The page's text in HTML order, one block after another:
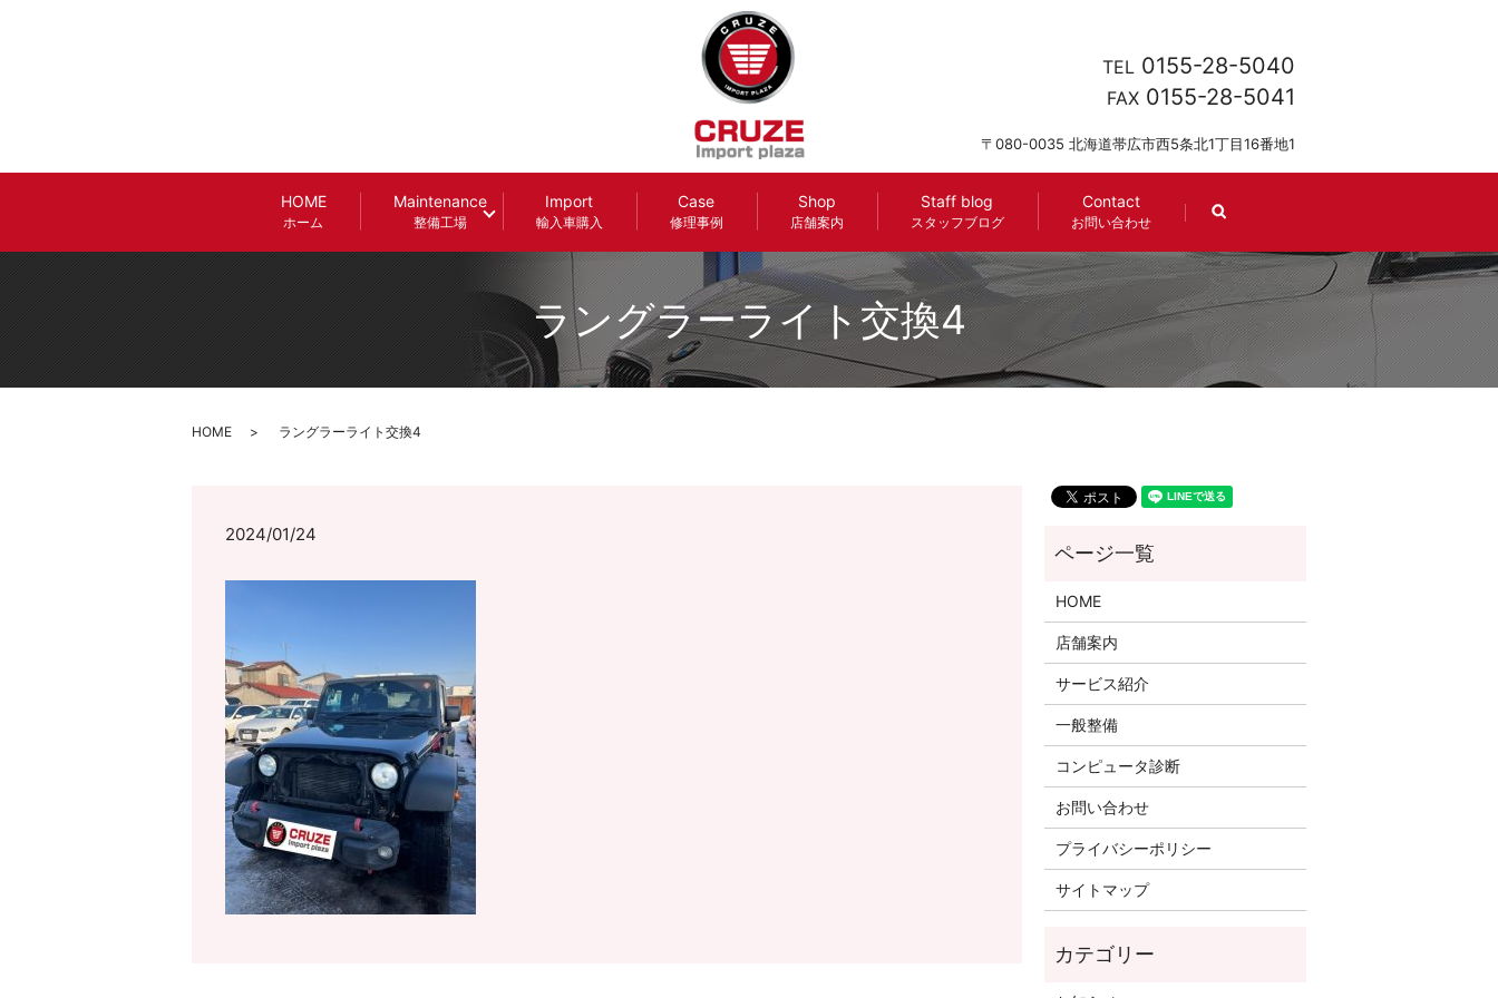
HOME
ホーム
Maintenance
整備工場
Import
輸入車購入
Case
修理事例
Shop
店舗案内
Staff blog
スタッフブログ
Contact
お問い合わせ search
TEL 0155-28-5040
FAX 0155-28-5041
〒080-0035 北海道帯広市西5条北1丁目16番地1
ラングラーライト交換4
HOME ラングラーライト交換4
2024/01/24
HOME
店舗案内
サービス紹介
一般整備
コンピュータ診断
お問い合わせ
プライバシーポリシー
サイトマップ